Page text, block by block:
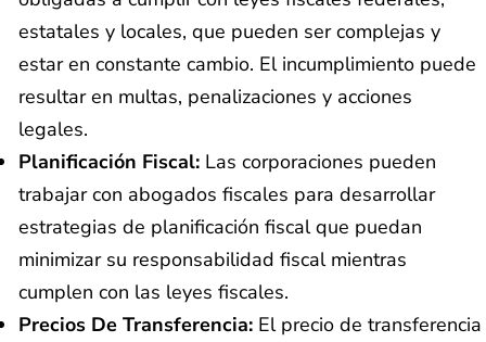
estatales y locales, que pueden ser complejas y
estar en constante cambio. El incumplimiento puede
resultar en multas, penalizaciones y acciones
legales.
Planificación Fiscal: Las corporaciones pueden
trabajar con abogados fiscales para desarrollar
estrategias de planificación fiscal que puedan
minimizar su responsabilidad fiscal mientras
cumplen con las leyes fiscales.
Precios De Transferencia: El precio de transferencia